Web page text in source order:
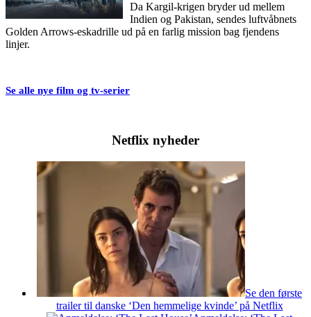
Da Kargil-krigen bryder ud mellem
Indien og Pakistan, sendes luftvåbnets
Golden Arrows-eskadrille ud på en farlig mission bag fjendens
linjer.
Se alle nye film og tv-serier
Netflix nyheder
Se den første
trailer til danske ‘Den hemmelige kvinde’ på Netflix